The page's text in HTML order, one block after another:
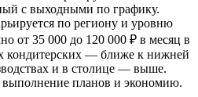
с выходными по графику.
по региону и уровню
от 35 000 до 120 000 ₽ в месяц в
кондитерских — ближе к нижней
и в столице — выше.
планов и экономию.